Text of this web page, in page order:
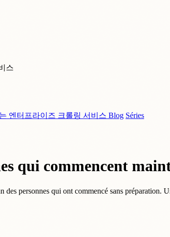
스
엔터프라이즈 크롤링 서비스 Blog Séries
qui commencent
personnes qui ont commencé sans préparation.